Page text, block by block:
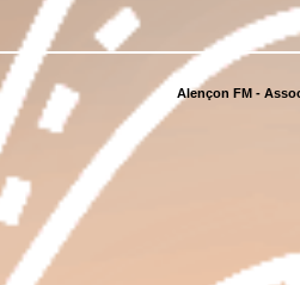
Alençon FM -